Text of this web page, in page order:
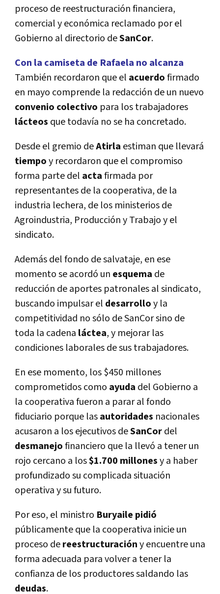
proceso de reestructuración financiera,
comercial y económica reclamado por el
Gobierno al directorio deSanCor.
Con la camiseta de Rafaela no alcanza
También recordaron que el acuerdofirmado
en mayo comprende la redacción de un nuevo
convenio colectivo para los trabajadores
lácteos que todavía no se ha concretado.
Desde el gremio deAtirla estiman que llevará
tiempoy recordaron que el compromiso
forma parte del actafirmada por
representantes de la cooperativa, de la
industria lechera, de los ministerios de
Agroindustria, Producción y Trabajo y el
sindicato.
Además del fondo de salvataje, en ese
momento se acordó un esquema de
reducción de aportes patronales al sindicato,
buscando impulsar el desarrolloy la
competitividad no sólo de SanCor sino de
toda la cadena láctea, y mejorar las
condiciones laborales de sus trabajadores.
En ese momento, los $450 millones
comprometidos como ayuda del Gobierno a
la cooperativa fueron a parar al fondo
fiduciario porque lasautoridades nacionales
acusaron a los ejecutivos deSanCordel
desmanejofinanciero que la llevó a tener un
rojo cercano a los$1.700 millonesy a haber
profundizado su complicada situación
operativa y su futuro.
Por eso, el ministro Buryaile pidió
públicamente que la cooperativa inicie un
proceso dereestructuracióny encuentre una
forma adecuada para volver a tener la
confianza de los productores saldando las
deudas.